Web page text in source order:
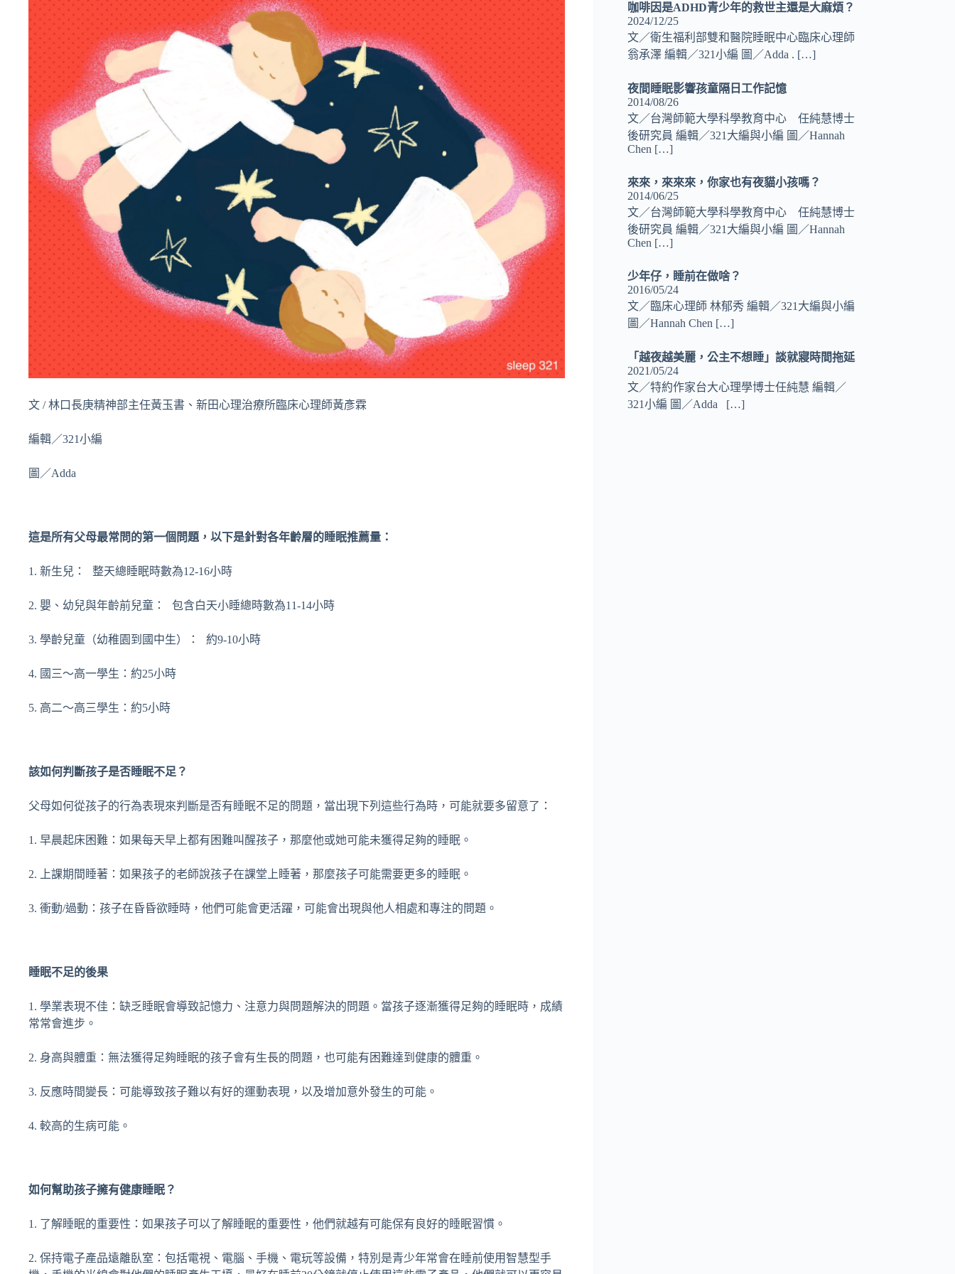
文 / 林口長庚精神部主任黃玉書、新田心理治療所臨床心理師黃彥霖
編輯／321小編
圖／Adda
這是所有父母最常問的第一個問題，以下是針對各年齡層的睡眠推薦量：
1. 新生兒： 整天總睡眠時數為12-16小時
2. 嬰、幼兒與年齡前兒童： 包含白天小睡總時數為11-14小時
3. 學齡兒童（幼稚園到國中生）： 約9-10小時
4. 國三～高一學生：約25小時
5. 高二～高三學生：約5小時
該如何判斷孩子是否睡眠不足？
父母如何從孩子的行為表現來判斷是否有睡眠不足的問題，當出現下列這些行為時，可能就要多留意了：
1. 早晨起床困難：如果每天早上都有困難叫醒孩子，那麼他或她可能未獲得足夠的睡眠。
2. 上課期間睡著：如果孩子的老師說孩子在課堂上睡著，那麼孩子可能需要更多的睡眠。
3. 衝動/過動：孩子在昏昏欲睡時，他們可能會更活躍，可能會出現與他人相處和專注的問題。
睡眠不足的後果
1. 學業表現不佳：缺乏睡眠會導致記憶力、注意力與問題解決的問題。當孩子逐漸獲得足夠的睡眠時，成績
常常會進步。
2. 身高與體重：無法獲得足夠睡眠的孩子會有生長的問題，也可能有困難達到健康的體重。
3. 反應時間變長：可能導致孩子難以有好的運動表現，以及增加意外發生的可能。
4. 較高的生病可能。
如何幫助孩子擁有健康睡眠？
1. 了解睡眠的重要性：如果孩子可以了解睡眠的重要性，他們就越有可能保有良好的睡眠習慣。
2. 保持電子產品遠離臥室：包括電視、電腦、手機、電玩等設備，特別是青少年常會在睡前使用智慧型手
咖啡因是ADHD青少年的救世主還是大麻煩？
2024/12/25
文／衛生福利部雙和醫院睡眠中心臨床心理師
翁承澤 編輯／321小編 圖／Adda . […]
夜間睡眠影響孩童隔日工作記憶
2014/08/26
文／台灣師範大學科學教育中心 任純慧博士
後研究員 編輯／321大編與小編 圖／Hannah
Chen […]
來來，來來來，你家也有夜貓小孩嗎？
2014/06/25
文／台灣師範大學科學教育中心 任純慧博士
後研究員 編輯／321大編與小編 圖／Hannah
Chen […]
少年仔，睡前在做啥？
2016/05/24
文／臨床心理師 林郁秀 編輯／321大編與小編
圖／Hannah Chen […]
「越夜越美麗，公主不想睡」談就寢時間拖延
2021/05/24
文／特約作家台大心理學博士任純慧 編輯／
321小編 圖／Adda […]